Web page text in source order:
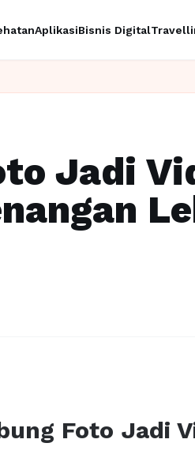
AplikasiBisnis Digital
Jadi
Foto Jadi